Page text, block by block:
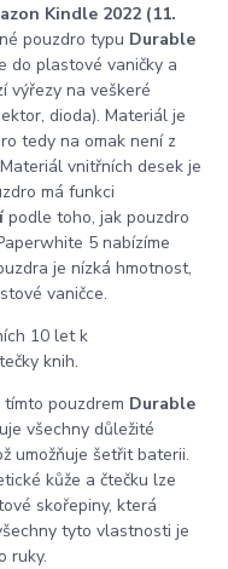
Kindle 2022 (11.
pouzdro typu Durable
do plastové vaničky a
výřezy na veškeré
dioda). Materiál je
tedy na omak není z
vnitřních desek je
má funkci
podle toho, jak pouzdro
5 nabízíme
je nízká hmotnost,
vaničce.
10 let k
knih.
pouzdrem Durable
všechny důležité
umožňuje šetřit baterii.
kůže a čtečku lze
skořepiny, která
tyto vlastnosti je
ruky.